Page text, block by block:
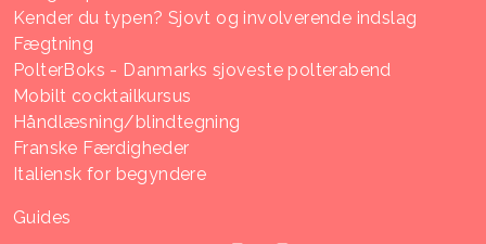
Kender du typen? Sjovt og involverende indslag
Fægtning
PolterBoks - Danmarks sjoveste polterabend
Mobilt cocktailkursus
Håndlæsning/blindtegning
Franske Færdigheder
Italiensk for begyndere
Guides